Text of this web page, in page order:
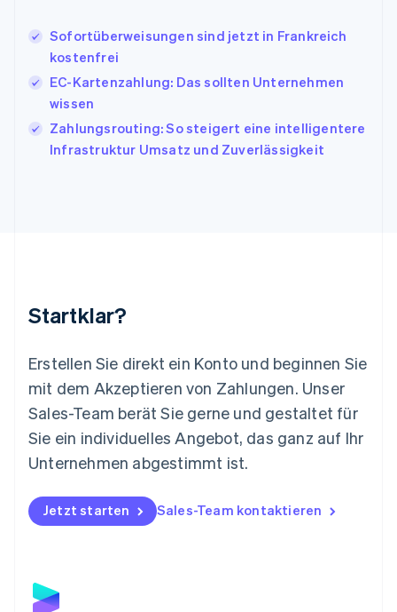
Sofortüberweisungen sind jetzt in Frankreich
kostenfrei
EC-Kartenzahlung: Das sollten Unternehmen
wissen
Zahlungsrouting: So steigert eine intelligentere
Infrastruktur Umsatz und Zuverlässigkeit
Startklar?
Erstellen Sie direkt ein Konto und beginnen Sie
mit dem Akzeptieren von Zahlungen. Unser
Sales-Team berät Sie gerne und gestaltet für
Sie ein individuelles Angebot, das ganz auf Ihr
Unternehmen abgestimmt ist.
Jetzt starten Sales-Team kontaktieren
EnglishFrançais
Kroatien
EnglishItaliano
Lettland
Liechtenstein
DeutschEnglish
Mexiko
English
Niederlande
Nederlands English
Norwegen
English
Österreich
Polen
English
Portugal
Schweden